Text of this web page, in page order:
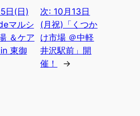
日(日)
マルシ
＆ケア
東御
次: 10月13日
(月祝)「くつか
け市場 ＠中軽
井沢駅前」開
催！
→